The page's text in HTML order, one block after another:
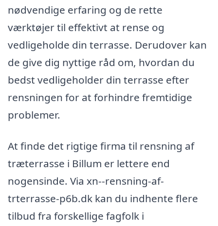
nødvendige erfaring og de rette
værktøjer til effektivt at rense og
vedligeholde din terrasse. Derudover kan
de give dig nyttige råd om, hvordan du
bedst vedligeholder din terrasse efter
rensningen for at forhindre fremtidige
problemer.
At finde det rigtige firma til rensning af
træterrasse i Billum er lettere end
nogensinde. Via xn--rensning-af-
trterrasse-p6b.dk kan du indhente flere
tilbud fra forskellige fagfolk i